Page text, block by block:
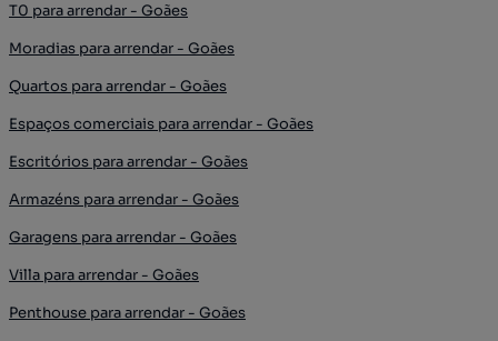
T0 para arrendar - Goães
Moradias para arrendar - Goães
Quartos para arrendar - Goães
Espaços comerciais para arrendar - Goães
Escritórios para arrendar - Goães
Armazéns para arrendar - Goães
Garagens para arrendar - Goães
Villa para arrendar - Goães
Penthouse para arrendar - Goães